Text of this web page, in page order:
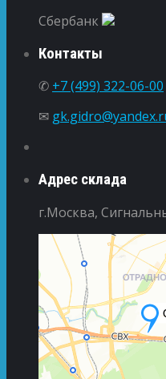
Сбербанк
Контакты
✆ +7 (499) 322-06-00
✉
Адрес склада
г.Москва,